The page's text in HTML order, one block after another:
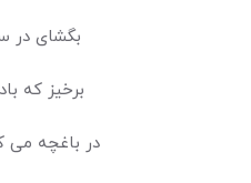
بگشای در
برخیز که
در باغچه می